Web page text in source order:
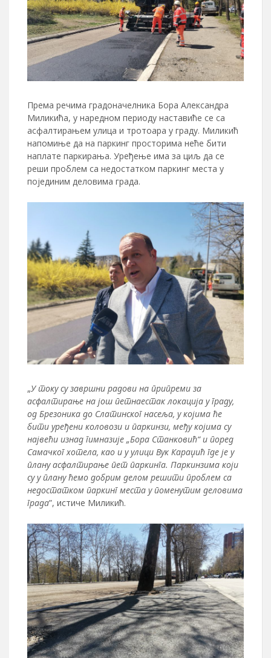
Према речима градоначелника Бора Александра
Миликића, у наредном периоду наставиће се са
асфалтирањем улица и тротоара у граду. Миликић
напомиње да на паркинг просторима неће бити
наплате паркирања. Уређење има за циљ да се
реши проблем са недостатком паркинг места у
појединим деловима града.
„У току су завршни радови на припреми за
асфалтирање на још петнаестак локација у граду,
од Брезоника до Слатинског насеља, у којима ће
бити уређени коловози и паркинзи, међу којима су
највећи изнад гимназије „Бора Станковић“ и поред
Самачког хотела, као и у улици Вук Караџић где је у
плану асфалтирање пет паркинга. Паркинзима који
су у плану ћемо добрим делом решити проблем са
недостатком паркинг места у поменутим деловима
града”, истиче Миликић.